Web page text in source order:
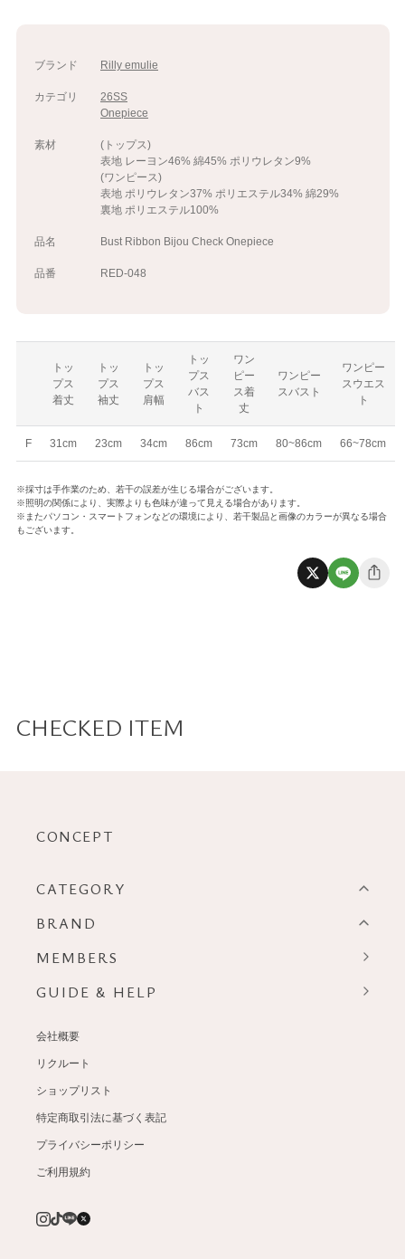
ブランド Rilly emulie
カテゴリ
26SS
Onepiece
素材
(トップス)
表地 レーヨン46% 綿45% ポリウレタン9%
(ワンピース)
表地 ポリウレタン37% ポリエステル34% 綿29%
裏地 ポリエステル100%
品名 Bust Ribbon Bijou Check Onepiece
品番 RED-048
トッ
プス
着丈
トッ
プス
袖丈
トッ
プス
肩幅
トッ
プス
バス
ト
ワン
ピー
ス着
丈
ワンピー
スバスト
ワンピー
スウエス
ト
F 31cm 23cm 34cm 86cm 73cm 80~86cm 66~78cm
※採寸は手作業のため、若干の誤差が生じる場合がございます。
※照明の関係により、実際よりも色味が違って見える場合があります。
※またパソコン・スマートフォンなどの環境により、若干製品と画像のカラーが異なる場合
もございます。
CHECKED ITEM
CONCEPT
CATEGORY
BRAND
MEMBERS
GUIDE & HELP
会社概要
リクルート
ショップリスト
特定商取引法に基づく表記
プライバシーポリシー
ご利用規約